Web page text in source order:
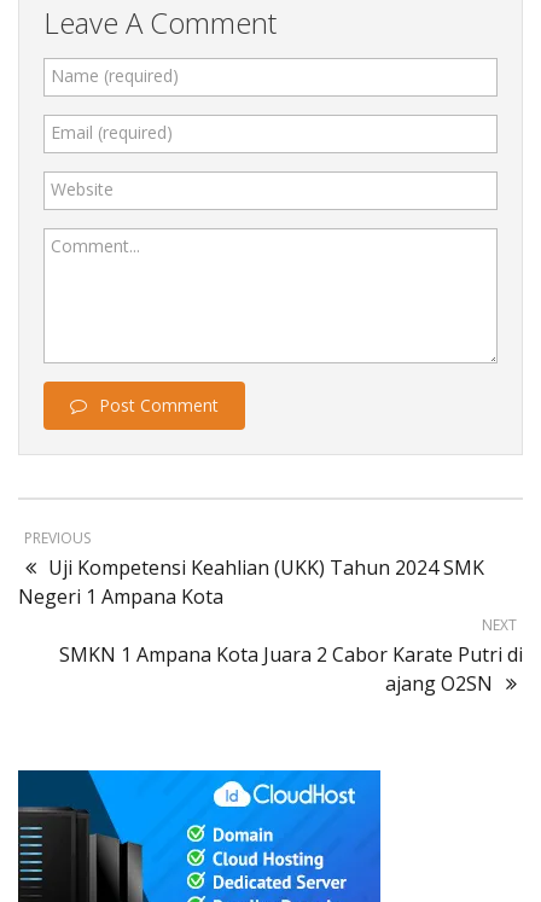
Leave A Comment
Name (required)
Email (required)
Website
Comment...
Post Comment
PREVIOUS
Uji Kompetensi Keahlian (UKK) Tahun 2024 SMK
Negeri 1 Ampana Kota
NEXT
SMKN 1 Ampana Kota Juara 2 Cabor Karate Putri di
ajang O2SN